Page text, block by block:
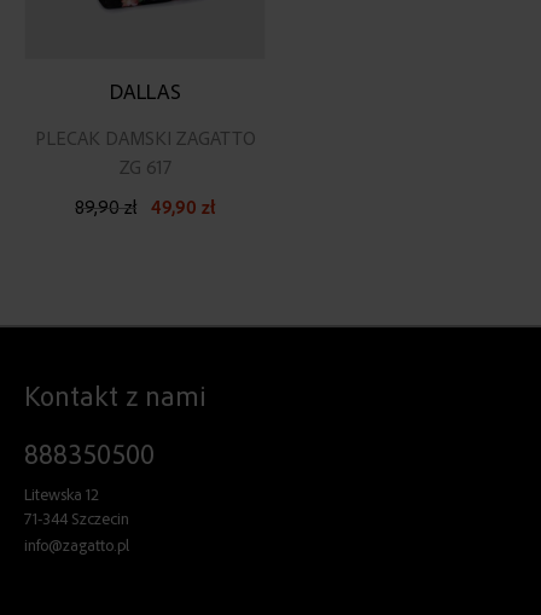
DALLAS
PLECAK DAMSKI ZAGATTO
ZG 617
49,90 zł
89,90 zł
Kontakt z nami
888350500
Litewska 12
71-344 Szczecin
info@zagatto.pl